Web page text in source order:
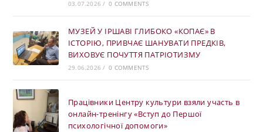
03.07.2026 / 0 COMMENTS
МУЗЕЙ У ІРШАВІ ГЛИБОКО «КОПАЄ» В
ІСТОРІЮ, ПРИВЧАЄ ШАНУВАТИ ПРЕДКІВ,
ВИХОВУЄ ПОЧУТТЯ ПАТРІОТИЗМУ
29.06.2026 / 0 COMMENTS
Працівники Центру культури взяли участь в
онлайн-тренінгу «Вступ до Першої
психологічної допомоги»